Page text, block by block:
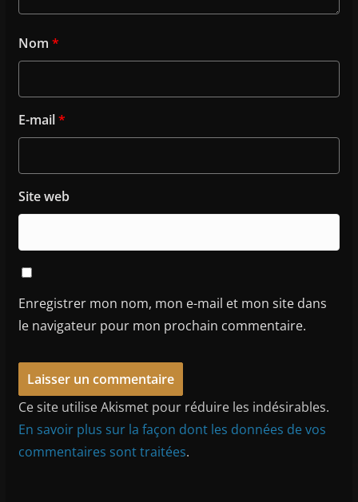
Nom *
E-mail*
Site web
Enregistrer mon nom, mon e-mail et mon site dans
le navigateur pour mon prochain commentaire.
Ce site utilise Akismet pour réduire les indésirables.
En savoir plus sur la façon dont les données de vos
commentaires sont traitées.